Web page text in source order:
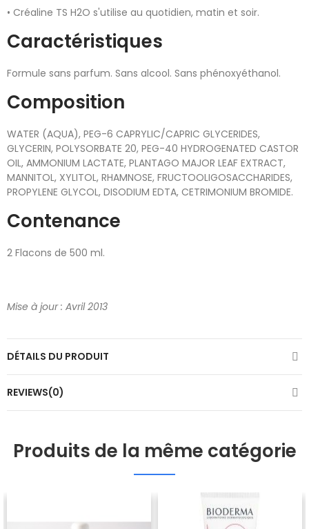
• Créaline TS H2O s'utilise au quotidien, matin et soir.
Caractéristiques
Formule sans parfum. Sans alcool. Sans phénoxyéthanol.
Composition
WATER (AQUA), PEG-6 CAPRYLIC/CAPRIC GLYCERIDES,
GLYCERIN, POLYSORBATE 20, PEG-40 HYDROGENATED CASTOR
OIL, AMMONIUM LACTATE, PLANTAGO MAJOR LEAF EXTRACT,
MANNITOL, XYLITOL, RHAMNOSE, FRUCTOOLIGOSACCHARIDES,
PROPYLENE GLYCOL, DISODIUM EDTA, CETRIMONIUM BROMIDE.
Contenance
2 Flacons de 500 ml.
Mise à jour : Avril 2013
DÉTAILS DU PRODUIT
REVIEWS(0)
Produits de la même catégorie